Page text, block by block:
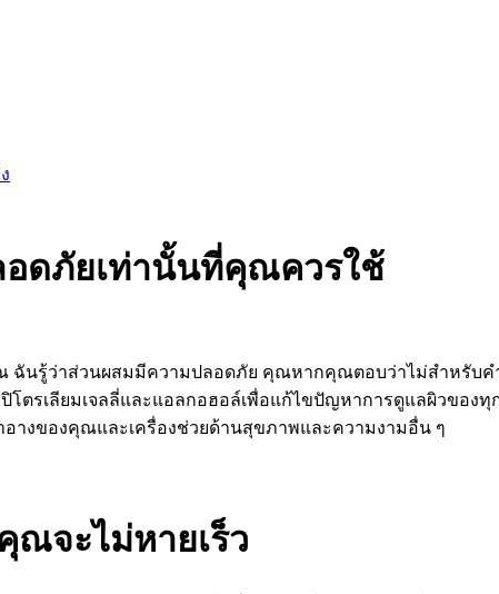
ดภัยเท่านั้นที่คุณควรใช้
ฉันรู้ว่าส่วนผสมมีความปลอดภัย คุณหากคุณตอบว่าไม่สำหรับค
โตรเลียมเจลลี่และแอลกอฮอล์เพื่อแก้ไขปัญหาการดูแลผิวขอ
างของคุณและเครื่องช่วยด้านสุขภาพและความงามอื่น ๆ
ณจะไม่หายเร็ว